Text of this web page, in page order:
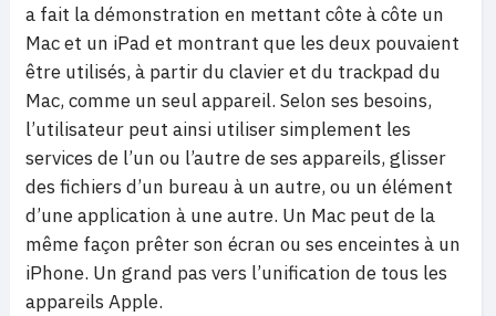
a fait la démonstration en mettant côte à côte un
Mac et un iPad et montrant que les deux pouvaient
être utilisés, à partir du clavier et du trackpad du
Mac, comme un seul appareil. Selon ses besoins,
l’utilisateur peut ainsi utiliser simplement les
services de l’un ou l’autre de ses appareils, glisser
des fichiers d’un bureau à un autre, ou un élément
d’une application à une autre. Un Mac peut de la
même façon prêter son écran ou ses enceintes à un
iPhone. Un grand pas vers l’unification de tous les
appareils Apple.